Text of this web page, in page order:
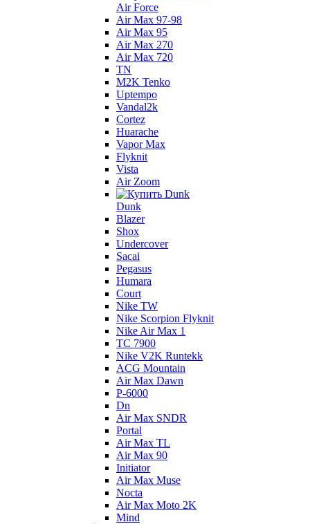
Air Force
Air Max 97-98
Air Max 95
Air Max 270
Air Max 720
TN
M2K Tenko
Uptempo
Vandal2k
Cortez
Huarache
Vapor Max
Flyknit
Vista
Air Zoom
Dunk
Blazer
Shox
Undercover
Sacai
Pegasus
Humara
Court
Nike TW
Nike Scorpion Flyknit
Nike Air Max 1
TC 7900
Nike V2K Runtekk
ACG Mountain
Air Max Dawn
P-6000
Dn
Air Max SNDR
Portal
Air Max TL
Air Max 90
Initiator
Air Max Muse
Nocta
Air Max Moto 2K
Mind